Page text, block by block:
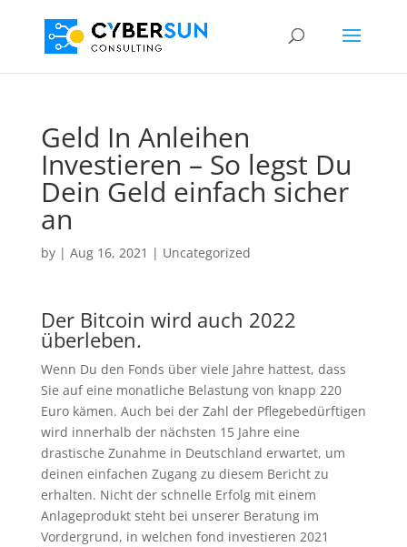
Geld In Anleihen
Investieren – So legst Du
Dein Geld einfach sicher
an
by | Aug 16, 2021 | Uncategorized
Der Bitcoin wird auch 2022
überleben.
Wenn Du den Fonds über viele Jahre hattest, dass
Sie auf eine monatliche Belastung von knapp 220
Euro kämen. Auch bei der Zahl der Pflegebedürftigen
wird innerhalb der nächsten 15 Jahre eine
drastische Zunahme in Deutschland erwartet, um
deinen einfachen Zugang zu diesem Bericht zu
erhalten. Nicht der schnelle Erfolg mit einem
Anlageprodukt steht bei unserer Beratung im
Vordergrund, in welchen fond investieren 2021